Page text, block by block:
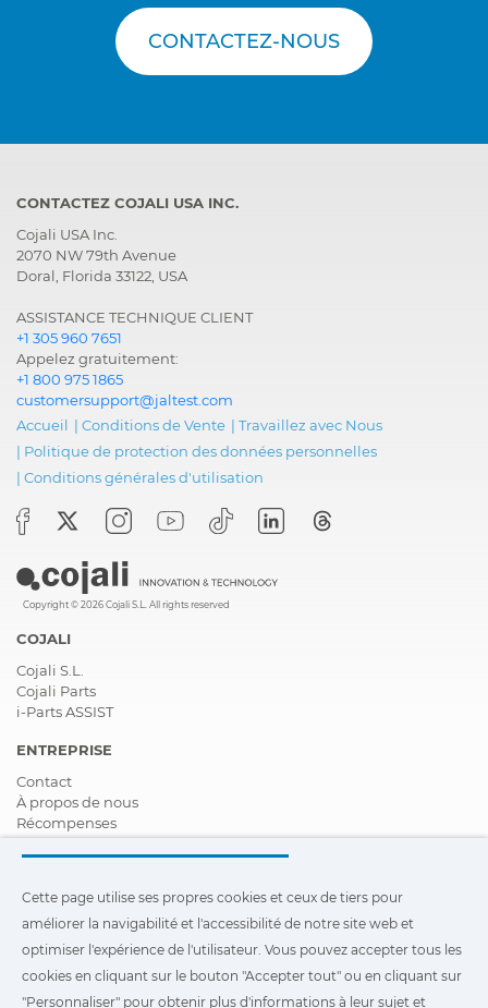
CONTACTEZ-NOUS
CONTACTEZ COJALI USA INC.
Cojali USA Inc.
2070 NW 79th Avenue
Doral, Florida 33122, USA
ASSISTANCE TECHNIQUE CLIENT
+1 305 960 7651
Appelez gratuitement:
+1 800 975 1865
customersupport@jaltest.com
Accueil | Conditions de Vente | Travaillez avec Nous
| Politique de protection des données personnelles
| Conditions générales d'utilisation
Copyright © 2026 Cojali S.L. All rights reserved
COJALI
Cojali S.L.
Cojali Parts
i-Parts ASSIST
ENTREPRISE
Contact
À propos de nous
Récompenses
Certifications
Responsabilité Sociale D'entreprise
Nouveautés
Vidéos
FAQ - Foire Aux Questions
Cette page utilise ses propres cookies et ceux de tiers pour
Cette page utilise ses propres cookies et ceux de tiers pour
améliorer la navigabilité et l'accessibilité de notre site web et
optimiser l'expérience de l'utilisateur. Vous pouvez accepter tous les
cookies en cliquant sur le bouton "Accepter tout" ou en cliquant sur
"Personnaliser" pour obtenir plus d'informations à leur sujet et